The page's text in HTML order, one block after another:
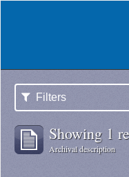
Filters
Showing 1
Archival description